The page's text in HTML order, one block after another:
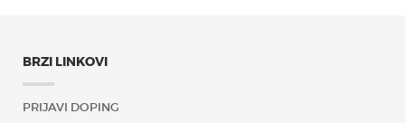
BRZI LINKOVI
PRIJAVI DOPING